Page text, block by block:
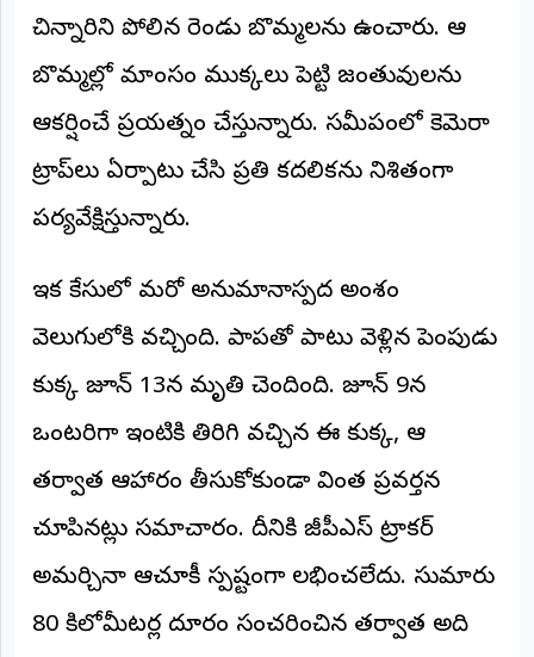
మా
రిపోర్టర్లు
రిపోర్టర్‌గా
చేరండి
లాగిన్
(Login)
2026
NEWS
క్షణం
పక్షం
చిన్నారిని పోలిన రెండు బొమ్మలను ఉంచారు. ఆ
బొమ్మల్లో మాంసం ముక్కలు పెట్టి జంతువులను
ఆకర్షించే ప్రయత్నం చేస్తున్నారు. సమీపంలో కెమెరా
ట్రాప్‌లు ఏర్పాటు చేసి ప్రతి కదలికను నిశితంగా
పర్యవేక్షిస్తున్నారు.
ఇక కేసులో మరో అనుమానాస్పద అంశం
వెలుగులోకి వచ్చింది. పాపతో పాటు వెళ్లిన పెంపుడు
కుక్క జూన్ 13న మృతి చెందింది. జూన్ 9న
ఒంటరిగా ఇంటికి తిరిగి వచ్చిన ఈ కుక్క, ఆ
తర్వాత ఆహారం తీసుకోకుండా వింత ప్రవర్తన
చూపినట్లు సమాచారం. దీనికి జీపీఎస్ ట్రాకర్
అమర్చినా ఆచూకీ స్పష్టంగా లభించలేదు. సుమారు
80 కిలోమీటర్ల దూరం సంచరించిన తర్వాత అది